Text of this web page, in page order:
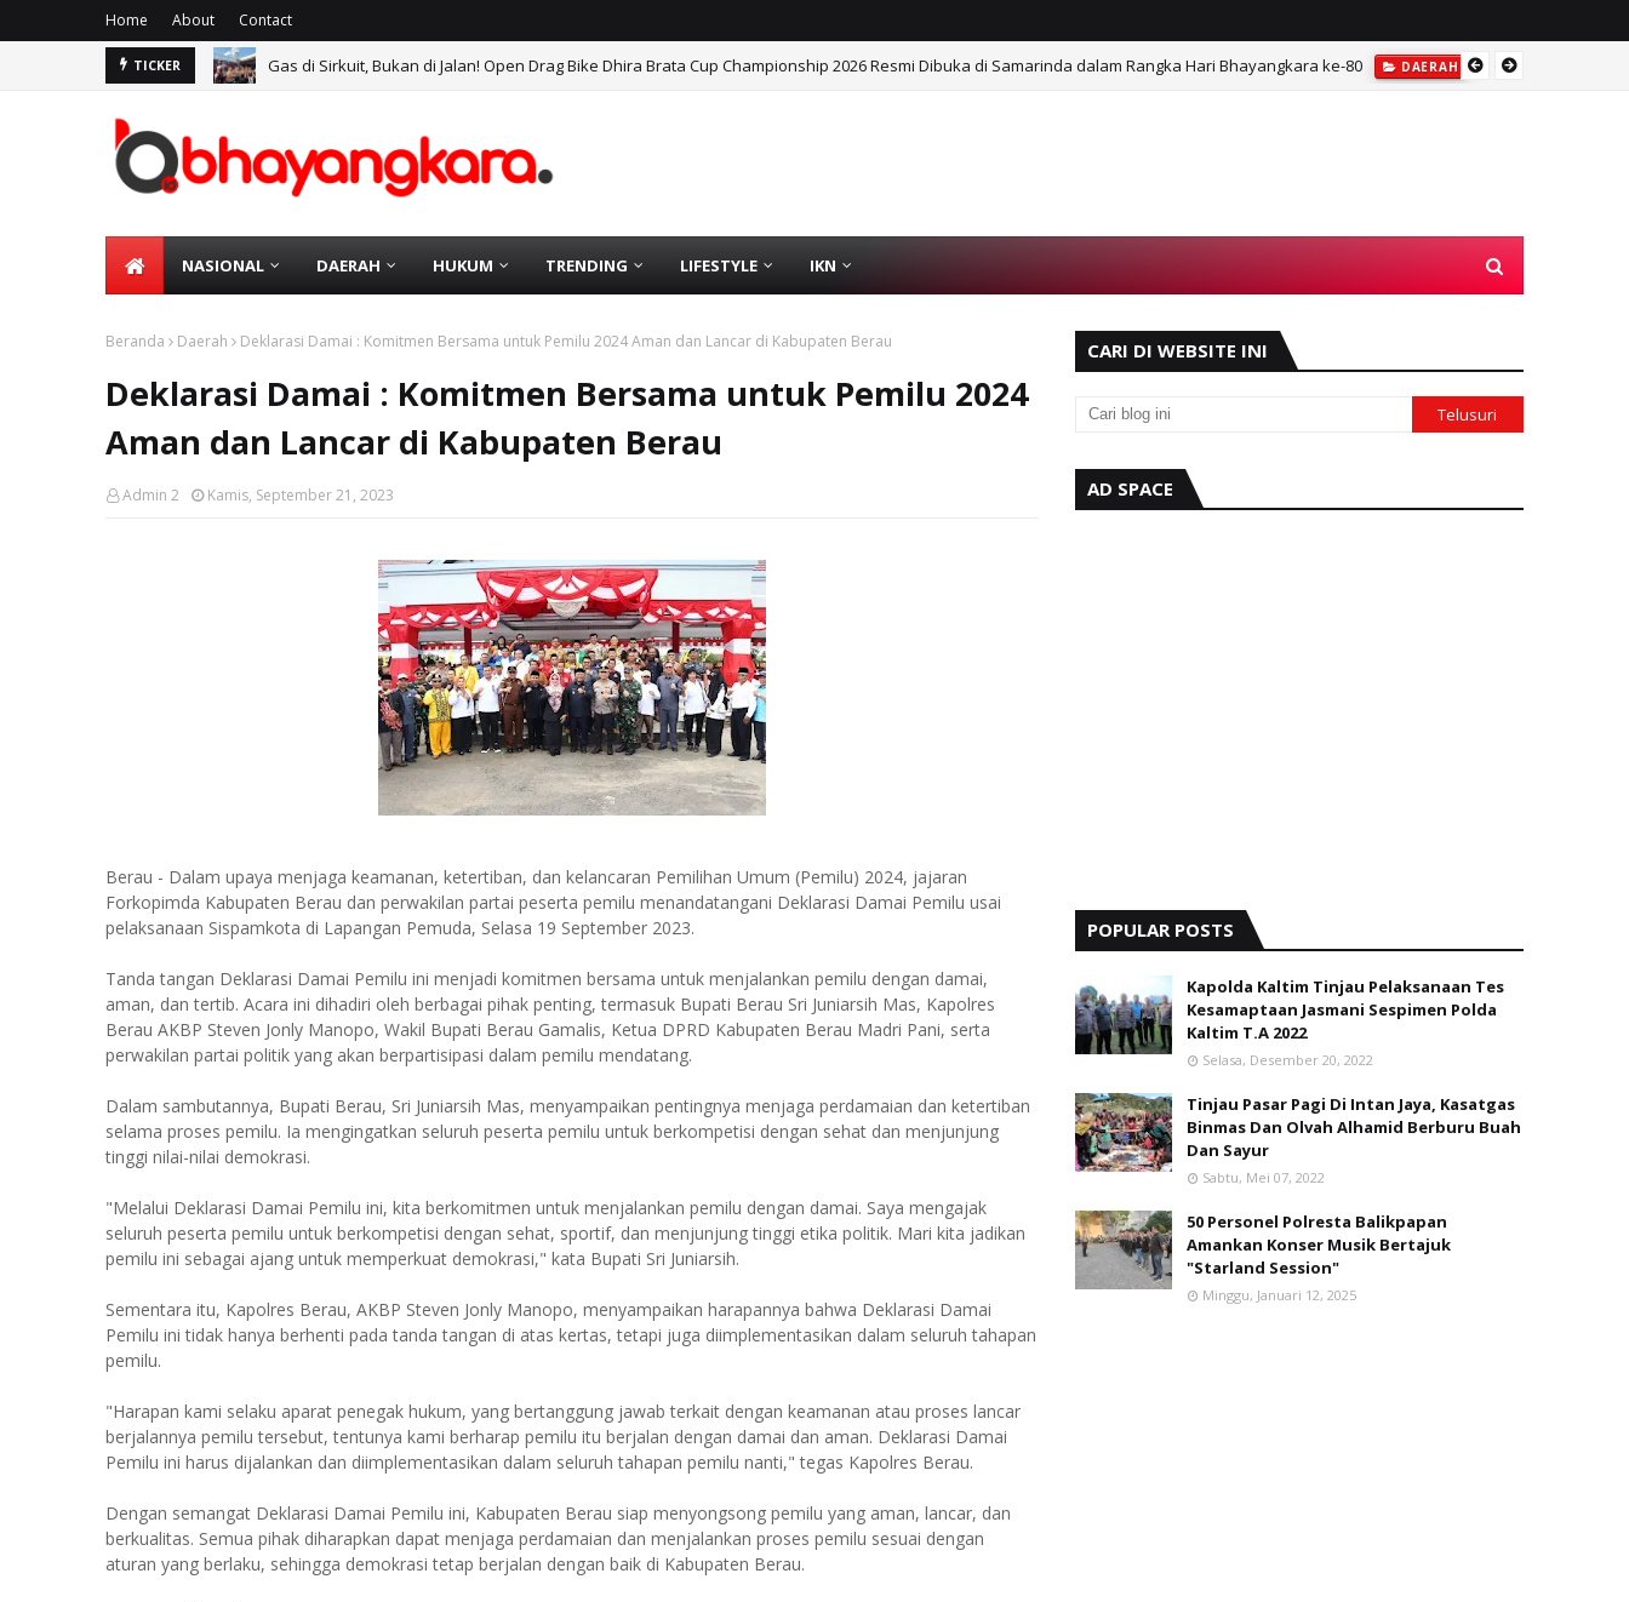
Home About Contact
TICKER Gas di Sirkuit, Bukan di Jalan! Open Drag Bike Dhira Brata Cup Championship 2026 Resmi Dibuka di Samarinda dalam Rangka Hari Bhayangkara ke-80 DAERAH
NASIONAL DAERAH HUKUM TRENDING LIFESTYLE IKN
Beranda Daerah Deklarasi Damai : Komitmen Bersama untuk Pemilu 2024 Aman dan Lancar di Kabupaten Berau
Deklarasi Damai : Komitmen Bersama untuk Pemilu 2024
Aman dan Lancar di Kabupaten Berau
Admin 2 Kamis, September 21, 2023
Berau - Dalam upaya menjaga keamanan, ketertiban, dan kelancaran Pemilihan Umum (Pemilu) 2024, jajaran
Forkopimda Kabupaten Berau dan perwakilan partai peserta pemilu menandatangani Deklarasi Damai Pemilu usai
pelaksanaan Sispamkota di Lapangan Pemuda, Selasa 19 September 2023.
Tanda tangan Deklarasi Damai Pemilu ini menjadi komitmen bersama untuk menjalankan pemilu dengan damai,
aman, dan tertib. Acara ini dihadiri oleh berbagai pihak penting, termasuk Bupati Berau Sri Juniarsih Mas, Kapolres
Berau AKBP Steven Jonly Manopo, Wakil Bupati Berau Gamalis, Ketua DPRD Kabupaten Berau Madri Pani, serta
perwakilan partai politik yang akan berpartisipasi dalam pemilu mendatang.
Dalam sambutannya, Bupati Berau, Sri Juniarsih Mas, menyampaikan pentingnya menjaga perdamaian dan ketertiban
selama proses pemilu. Ia mengingatkan seluruh peserta pemilu untuk berkompetisi dengan sehat dan menjunjung
tinggi nilai-nilai demokrasi.
"Melalui Deklarasi Damai Pemilu ini, kita berkomitmen untuk menjalankan pemilu dengan damai. Saya mengajak
seluruh peserta pemilu untuk berkompetisi dengan sehat, sportif, dan menjunjung tinggi etika politik. Mari kita jadikan
pemilu ini sebagai ajang untuk memperkuat demokrasi," kata Bupati Sri Juniarsih.
Sementara itu, Kapolres Berau, AKBP Steven Jonly Manopo, menyampaikan harapannya bahwa Deklarasi Damai
Pemilu ini tidak hanya berhenti pada tanda tangan di atas kertas, tetapi juga diimplementasikan dalam seluruh tahapan
pemilu.
"Harapan kami selaku aparat penegak hukum, yang bertanggung jawab terkait dengan keamanan atau proses lancar
berjalannya pemilu tersebut, tentunya kami berharap pemilu itu berjalan dengan damai dan aman. Deklarasi Damai
Pemilu ini harus dijalankan dan diimplementasikan dalam seluruh tahapan pemilu nanti," tegas Kapolres Berau.
Dengan semangat Deklarasi Damai Pemilu ini, Kabupaten Berau siap menyongsong pemilu yang aman, lancar, dan
berkualitas. Semua pihak diharapkan dapat menjaga perdamaian dan menjalankan proses pemilu sesuai dengan
aturan yang berlaku, sehingga demokrasi tetap berjalan dengan baik di Kabupaten Berau.
CARI DI WEBSITE INI
AD SPACE
POPULAR POSTS
Kapolda Kaltim Tinjau Pelaksanaan Tes
Kesamaptaan Jasmani Sespimen Polda
Kaltim T.A 2022
Selasa, Desember 20, 2022
Tinjau Pasar Pagi Di Intan Jaya, Kasatgas
Binmas Dan Olvah Alhamid Berburu Buah
Dan Sayur
Sabtu, Mei 07, 2022
50 Personel Polresta Balikpapan
Amankan Konser Musik Bertajuk
"Starland Session"
Minggu, Januari 12, 2025